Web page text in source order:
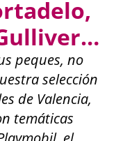
peques, no
selección
de Valencia,
temáticas